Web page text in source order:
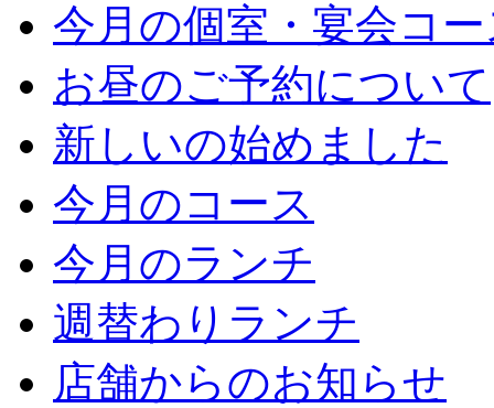
今月の個室・宴会コ
お昼のご予約について
新しいの始めました
今月のコース
今月のランチ
週替わりランチ
店舗からのお知らせ